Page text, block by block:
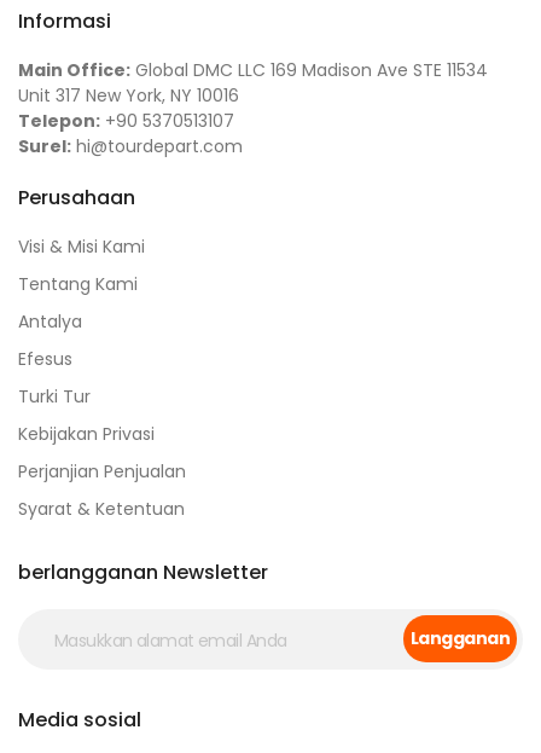
Informasi
Main Office: Global DMC LLC 169 Madison Ave STE 11534
Unit 317 New York, NY 10016
Telepon: +90 5370513107
Surel: hi@tourdepart.com
Perusahaan
Visi & Misi Kami
Tentang Kami
Antalya
Efesus
Turki Tur
Kebijakan Privasi
Perjanjian Penjualan
Syarat & Ketentuan
berlangganan Newsletter
Langganan
Media sosial